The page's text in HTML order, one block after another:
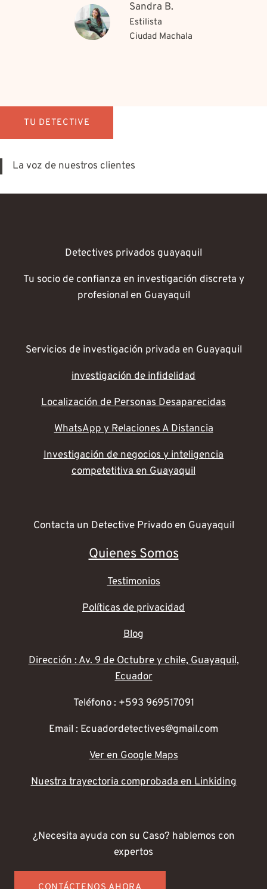
Sandra B.
Estilista
Ciudad Machala
TU DETECTIVE
La voz de nuestros clientes
Detectives privados guayaquil
Tu socio de confianza en investigación discreta y
profesional en Guayaquil
Servicios de investigación privada en Guayaquil
investigación de infidelidad
Localización de Personas Desaparecidas
WhatsApp y Relaciones A Distancia
Investigación de negocios y inteligencia
competetitiva en Guayaquil
Contacta un Detective Privado en Guayaquil
Quienes Somos
Testimonios
Políticas de privacidad
Blog
Dirección : Av. 9 de Octubre y chile, Guayaquil,
Ecuador
Teléfono : +593 969517091
Email : Ecuadordetectives@gmail.com
Ver en Google Maps
Nuestra trayectoria comprobada en Linkiding
¿Necesita ayuda con su Caso? hablemos con
expertos